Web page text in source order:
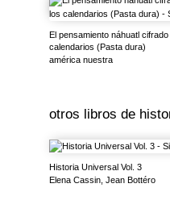
El pensamiento náhuatl
calendarios (Pasta dura)
américa nuestra
otros libros de
Historia Universal Vol. 3
Elena Cassin, Jean Bottéro